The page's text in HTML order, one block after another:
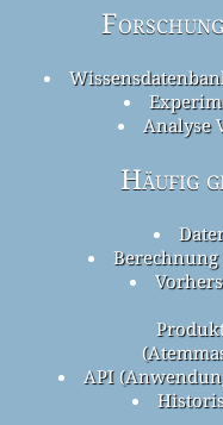
Analyse
Häufig
API